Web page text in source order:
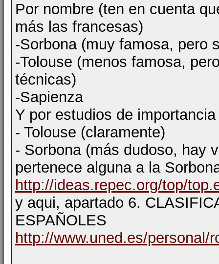
Por nombre (ten en cuenta
más las francesas)
-Sorbona (muy famosa, pero
-Tolouse (menos famosa,
técnicas)
-Sapienza
Y por estudios de
- Tolouse (claramente)
- Sorbona (más dudoso, hay
pertenece alguna a la
http://ideas.repec.org/top/
y aqui, apartado 6.
ESPAÑOLES
http://www.uned.es/personal/